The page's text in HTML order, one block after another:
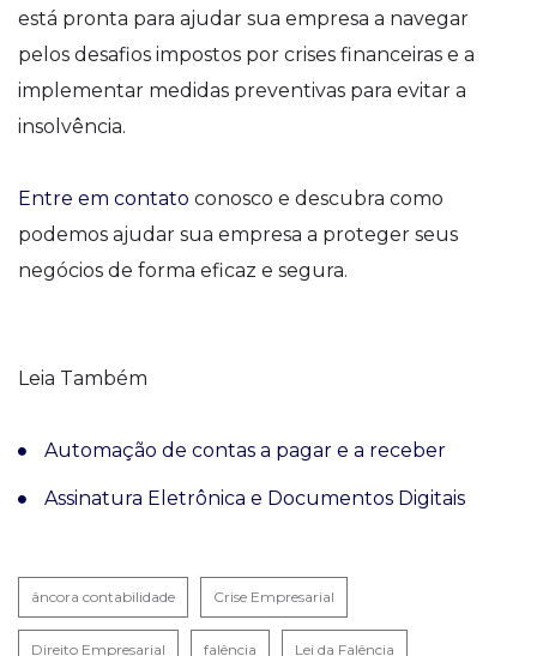
está pronta para ajudar sua empresa a navegar
pelos desafios impostos por crises financeiras e a
implementar medidas preventivas para evitar a
insolvência.
Entre em contato conosco e descubra como
podemos ajudar sua empresa a proteger seus
negócios de forma eficaz e segura.
Leia Também
Automação de contas a pagar e a receber
Assinatura Eletrônica e Documentos Digitais
âncora contabilidade Crise Empresarial
Direito Empresarial falência Lei da Falência